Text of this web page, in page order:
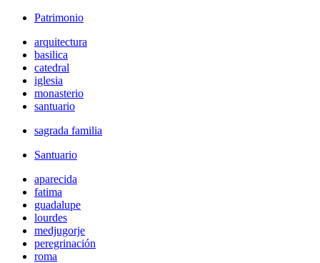
Patrimonio
arquitectura
basilica
catedral
iglesia
monasterio
santuario
sagrada familia
Santuario
aparecida
fatima
guadalupe
lourdes
medjugorje
peregrinación
roma